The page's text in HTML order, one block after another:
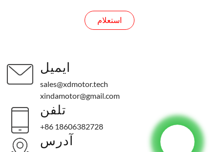
استعلام
ایمیل
sales@xdmotor.tech
xindamotor@gmail.com
تلفن
+86 18606382728
آدرس